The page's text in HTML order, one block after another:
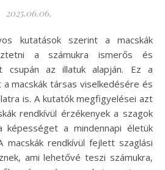
2025.06.06.
a számukra ismerős és
csupán az illatuk alapján. Ez a
macskák társas viselkedésére és
is. A kutatók megfigyelései azt
rendkívül érzékenyek a szagok
a mindennapi életük
macskák rendkívül fejlett szaglási
ami lehetővé teszi számukra,